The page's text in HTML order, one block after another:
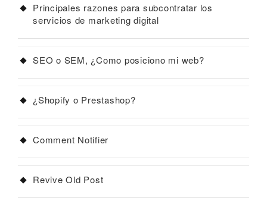
Principales razones para subcontratar los
servicios de marketing digital
SEO o SEM, ¿Como posiciono mi web?
¿Shopify o Prestashop?
Comment Notifier
Revive Old Post